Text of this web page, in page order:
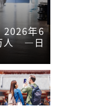
2026年6
人 ―日